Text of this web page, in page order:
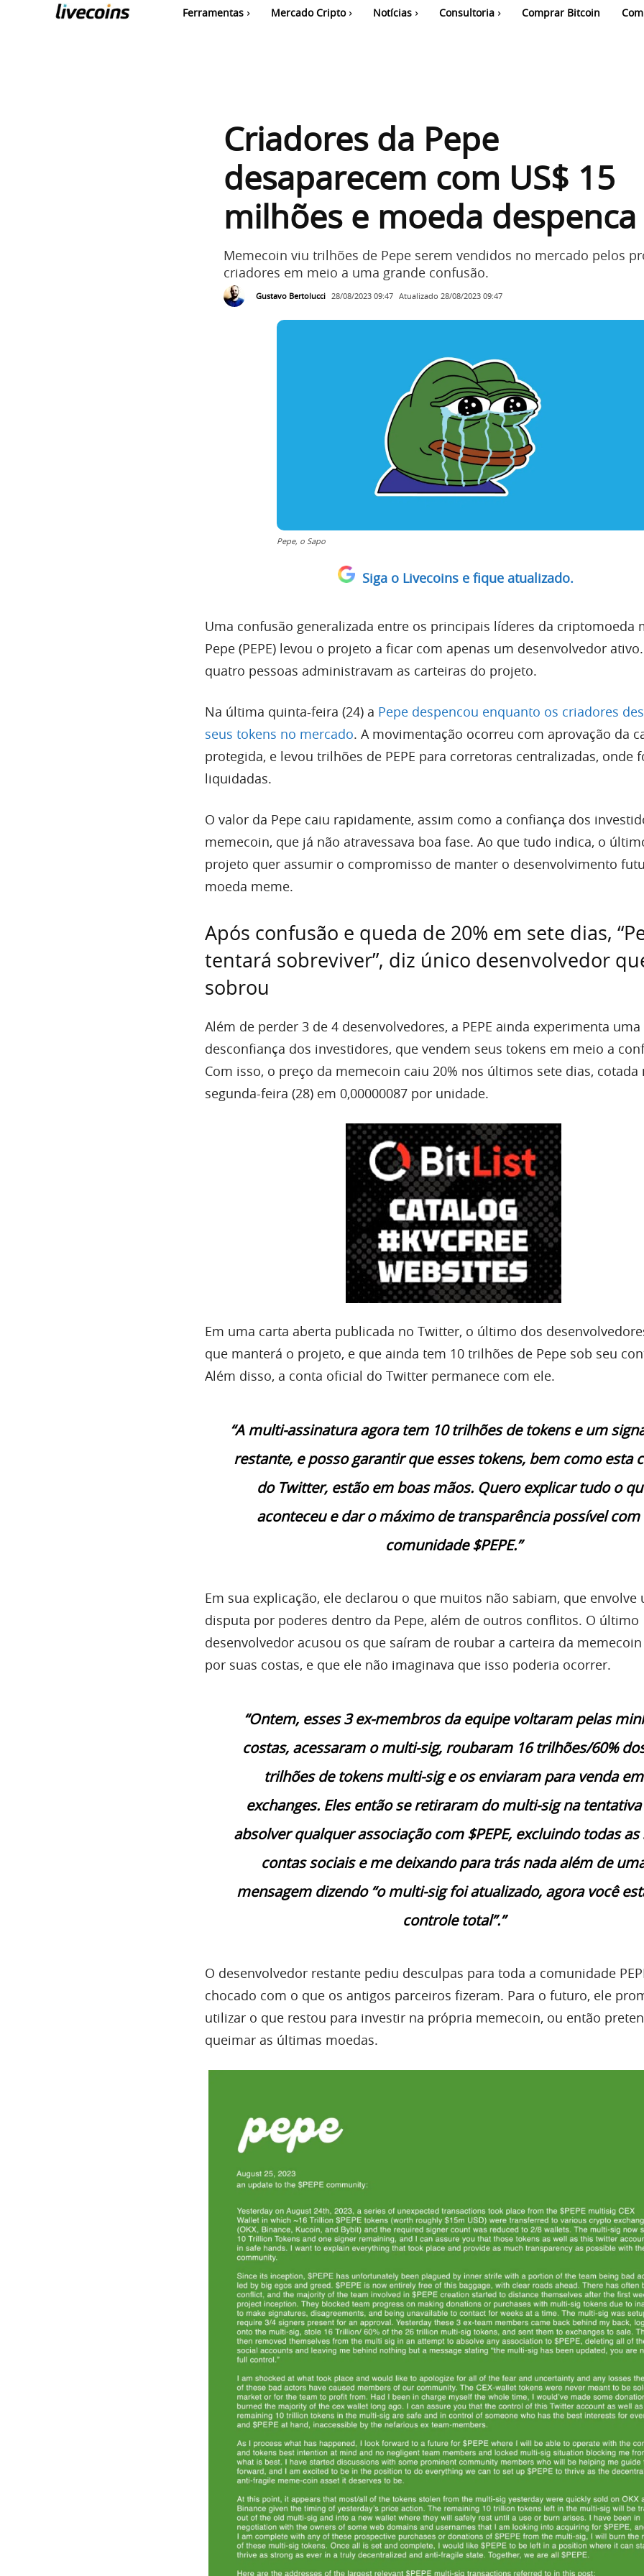
Ferramentas Mercado Cripto Notícias Consultoria Comprar Bitcoin
Criadores da Pepe
desaparecem com US$ 15
milhões e moeda despenca
Memecoin viu trilhões de Pepe serem vendidos no mercado pelos
criadores em meio a uma grande confusão.
Gustavo Bertolucci 28/08/2023 09:47 Atualizado 28/08/2023 09:47
Pepe, o Sapo
Siga o Livecoins e fique atualizado.
Uma confusão generalizada entre os principais líderes da criptomoeda
Pepe (PEPE) levou o projeto a ficar com apenas um desenvolvedor
quatro pessoas administravam as carteiras do projeto.
Na última quinta-feira (24) a Pepe despencou enquanto os criadores
seus tokens no mercado. A movimentação ocorreu com aprovação da
protegida, e levou trilhões de PEPE para corretoras centralizadas, onde
liquidadas.
O valor da Pepe caiu rapidamente, assim como a confiança dos
memecoin, que já não atravessava boa fase. Ao que tudo indica, o
projeto quer assumir o compromisso de manter o desenvolvimento
moeda meme.
Após confusão e queda de 20% em sete dias,
tentará sobreviver”, diz único desenvolvedor
sobrou
Além de perder 3 de 4 desenvolvedores, a PEPE ainda experimenta uma
desconfiança dos investidores, que vendem seus tokens em meio a
Com isso, o preço da memecoin caiu 20% nos últimos sete dias, cotada
segunda-feira (28) em 0,00000087 por unidade.
Em uma carta aberta publicada no Twitter, o último dos
que manterá o projeto, e que ainda tem 10 trilhões de Pepe sob seu
Além disso, a conta oficial do Twitter permanece com ele.
“A multi-assinatura agora tem 10 trilhões de tokens e um
restante, e posso garantir que esses tokens, bem como esta
do Twitter, estão em boas mãos. Quero explicar tudo o
aconteceu e dar o máximo de transparência possível com
comunidade $PEPE.”
Em sua explicação, ele declarou o que muitos não sabiam, que envolve
disputa por poderes dentro da Pepe, além de outros conflitos. O último
desenvolvedor acusou os que saíram de roubar a carteira da
por suas costas, e que ele não imaginava que isso poderia ocorrer.
“Ontem, esses 3 ex-membros da equipe voltaram pelas
costas, acessaram o multi-sig, roubaram 16 trilhões/60%
trilhões de tokens multi-sig e os enviaram para venda em
exchanges. Eles então se retiraram do multi-sig na
absolver qualquer associação com $PEPE, excluindo todas as
contas sociais e me deixando para trás nada além de
mensagem dizendo “o multi-sig foi atualizado, agora você
controle total”.”
O desenvolvedor restante pediu desculpas para toda a comunidade
chocado com o que os antigos parceiros fizeram. Para o futuro, ele
utilizar o que restou para investir na própria memecoin, ou então
queimar as últimas moedas.